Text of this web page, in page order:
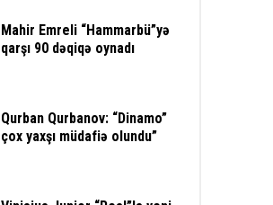
Mahir Emreli “Hammarbü”yə
qarşı 90 dəqiqə oynadı
Qurban Qurbanov: “Dinamo”
çox yaxşı müdafiə olundu”